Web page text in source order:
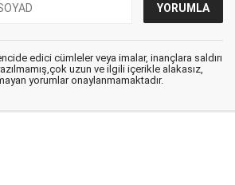
edici cümleler veya imalar, inançlara saldırı
uzun ve ilgili içerikle alakasız,
yorumlar onaylanmamaktadır.